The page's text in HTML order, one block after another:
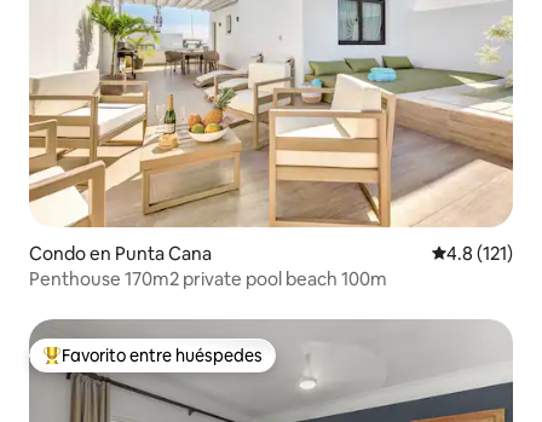
Condo en Punta Cana Calificación
4.8 (121)
Penthouse 170m2 private pool beach 100m
Favorito entre huéspedes preferido
Favorito entre huéspedes